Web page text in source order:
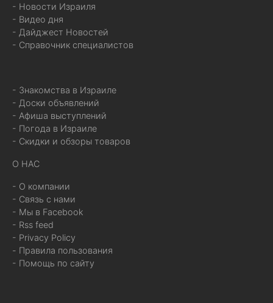
- Новости Израиля
- Видео дня
- Дайджест Новостей
- Справочник специалистов
- Знакомства в Израиле
- Доски объявлений
- Афиша выступлений
- Погода в Израиле
- Скидки и обзоры товаров
О НАС
- О компании
- Связь с нами
- Мы в Facebook
- Rss feed
- Privacy Policy
- Правила пользования
- Помощь по сайту